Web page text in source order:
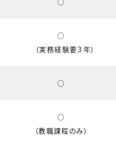
○
（実務経験要３年）
○
○
（教職課程のみ）